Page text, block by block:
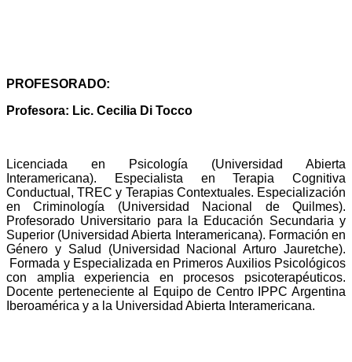
P ROFESORADO:
Profesora: Lic. Cecilia Di Tocco
Licenciada en Psicología (Universidad Abierta
Interamericana). Especialista en Terapia Cognitiva
Conductual, TREC y Terapias Contextuales. Especialización
en Criminología (Universidad Nacional de Quilmes).
Profesorado Universitario para la Educación Secundaria y
Superior (Universidad Abierta Interamericana). Formación en
Género y Salud (Universidad Nacional Arturo Jauretche).
Formada y Especializada en Primeros Auxilios Psicológicos
con amplia experiencia en procesos psicoterapéuticos.
Docente perteneciente al Equipo de Centro IPPC Argentina
Iberoamérica y a la Universidad Abierta Interamericana.